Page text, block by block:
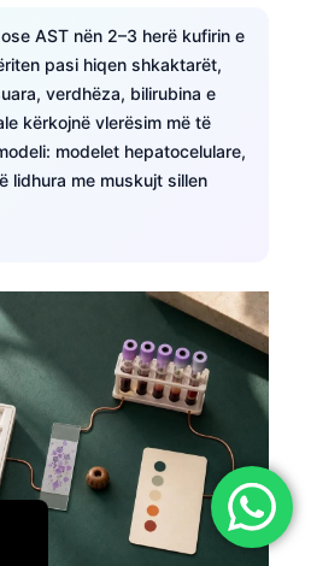
AST nën 2–3 herë kufirin e
pasi hiqen shkaktarët,
verdhëza, bilirubina e
kërkojnë vlerësim më të
modelet hepatocelulare,
lidhura me muskujt sillen